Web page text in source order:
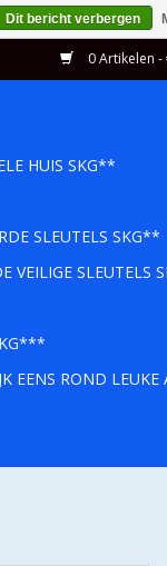
0 Artikelen -
HUIS SKG**
SLEUTELS SKG**
VEILIGE SLEUTELS
EENS ROND
Dit bericht verbergen